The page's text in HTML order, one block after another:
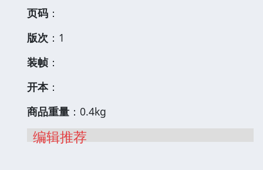
页码 ：
版次 ：1
装帧 ：
开本：
商品重量 ：0.4kg
编辑推荐